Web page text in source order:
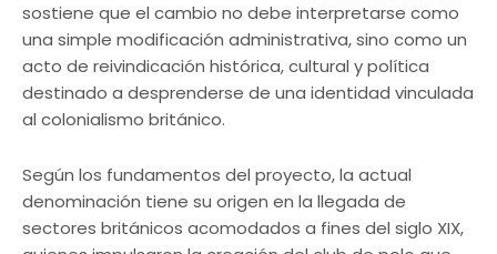
sostiene que el cambio no debe interpretarse como
una simple modificación administrativa, sino como un
acto de reivindicación histórica, cultural y política
destinado a desprenderse de una identidad vinculada
al colonialismo británico.
Según los fundamentos del proyecto, la actual
denominación tiene su origen en la llegada de
sectores británicos acomodados a fines del siglo XIX,